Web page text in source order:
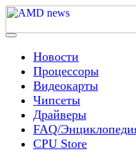
Skip
content
AMD news
Menu
Новости
Процессоры
Видеокарты
Чипсеты
Драйверы
FAQ/
CPU Store